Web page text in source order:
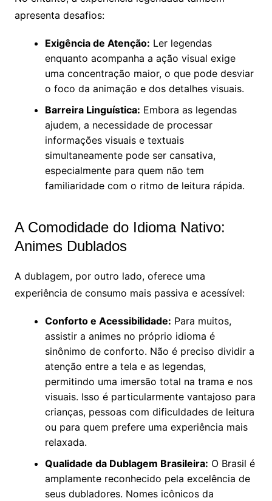
apresenta desafios:
Exigência de Atenção: Ler legendas
enquanto acompanha a ação visual exige
uma concentração maior, o que pode desviar
o foco da animação e dos detalhes visuais.
Barreira Linguística: Embora as legendas
ajudem, a necessidade de processar
informações visuais e textuais
simultaneamente pode ser cansativa,
especialmente para quem não tem
familiaridade com o ritmo de leitura rápida.
A Comodidade do Idioma Nativo:
Animes Dublados
A dublagem, por outro lado, oferece uma
experiência de consumo mais passiva e acessível:
Conforto e Acessibilidade: Para muitos,
assistir a animes no próprio idioma é
sinônimo de conforto. Não é preciso dividir a
atenção entre a tela e as legendas,
permitindo uma imersão total na trama e nos
visuais. Isso é particularmente vantajoso para
crianças, pessoas com dificuldades de leitura
ou para quem prefere uma experiência mais
relaxada.
Qualidade da Dublagem Brasileira: O Brasil é
amplamente reconhecido pela excelência de
seus dubladores. Nomes icônicos da